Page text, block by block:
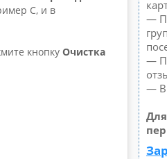
C, и в
кнопку Очистка
—
—
—